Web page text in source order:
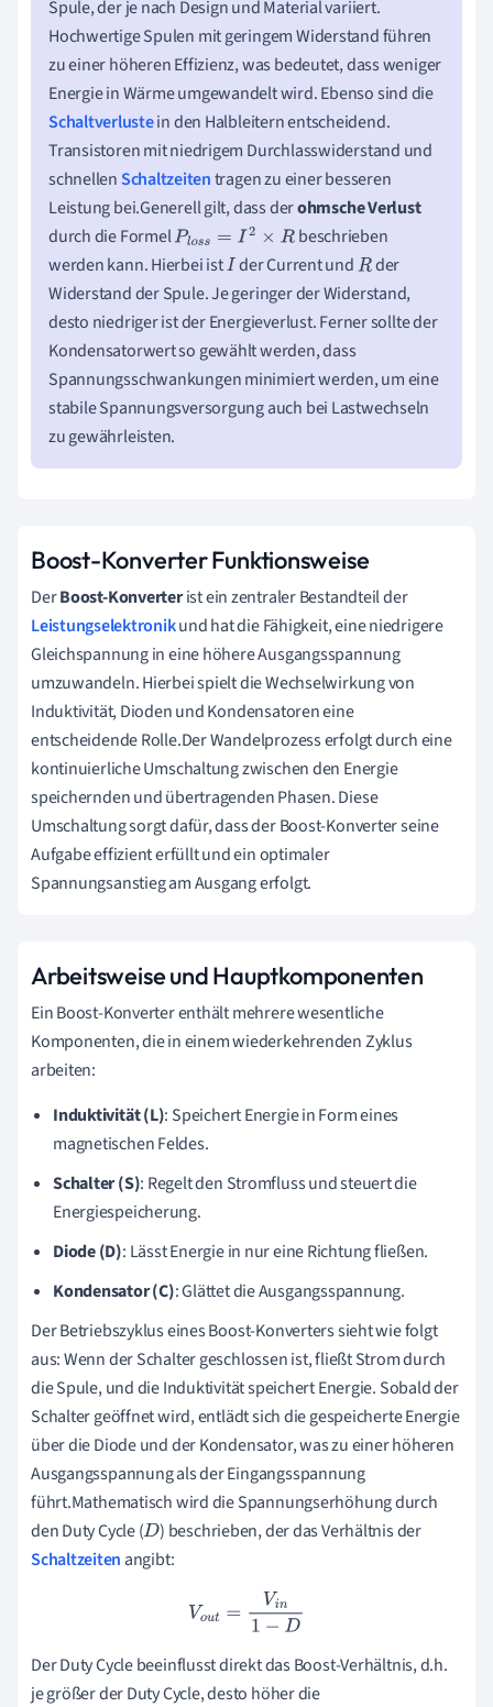
Spule, der je nach Design und Material variiert.
Hochwertige Spulen mit geringem Widerstand führen
zu einer höheren Effizienz, was bedeutet, dass weniger
Energie in Wärme umgewandelt wird. Ebenso sind die
Schaltverlustein den Halbleitern entscheidend.
Transistoren mit niedrigem Durchlasswiderstand und
schnellenSchaltzeitentragen zu einer besseren
Leistung bei.Generell gilt, dass derohmsche Verlust
durch die FormelPloss =I2 ×R
beschrieben
werden kann. Hierbei istI der Current undR der
Widerstand der Spule. Je geringer der Widerstand,
desto niedriger ist der Energieverlust. Ferner sollte der
Kondensatorwert so gewählt werden, dass
Spannungsschwankungen minimiert werden, um eine
stabile Spannungsversorgung auch bei Lastwechseln
zu gewährleisten.
Boost-Konverter Funktionsweise
DerBoost-Konverterist ein zentraler Bestandteil der
Leistungselektronikund hat die Fähigkeit, eine niedrigere
Gleichspannung in eine höhere Ausgangsspannung
umzuwandeln. Hierbei spielt die Wechselwirkung von
Induktivität, Dioden und Kondensatoren eine
entscheidende Rolle.Der Wandelprozess erfolgt durch eine
kontinuierliche Umschaltung zwischen den Energie
speichernden und übertragenden Phasen. Diese
Umschaltung sorgt dafür, dass der Boost-Konverter seine
Aufgabe effizient erfüllt und ein optimaler
Spannungsanstieg am Ausgang erfolgt.
Arbeitsweise und Hauptkomponenten
Ein Boost-Konverter enthält mehrere wesentliche
Komponenten, die in einem wiederkehrenden Zyklus
arbeiten:
Induktivität (L): Speichert Energie in Form eines
magnetischen Feldes.
Schalter (S): Regelt den Stromfluss und steuert die
Energiespeicherung.
Diode (D): Lässt Energie in nur eine Richtung fließen.
Kondensator (C): Glättet die Ausgangsspannung.
Der Betriebszyklus eines Boost-Konverters sieht wie folgt
aus: Wenn der Schalter geschlossen ist, fließt Strom durch
die Spule, und die Induktivität speichert Energie. Sobald der
Schalter geöffnet wird, entlädt sich die gespeicherte Energie
über die Diode und der Kondensator, was zu einer höheren
Ausgangsspannung als der Eingangsspannung
führt.Mathematisch wird die Spannungserhöhung durch
den Duty Cycle (D ) beschrieben, der das Verhältnis der
Schaltzeiten angibt:
V out= Vin1−D
Der Duty Cycle beeinflusst direkt das Boost-Verhältnis, d.h.
je größer der Duty Cycle, desto höher die